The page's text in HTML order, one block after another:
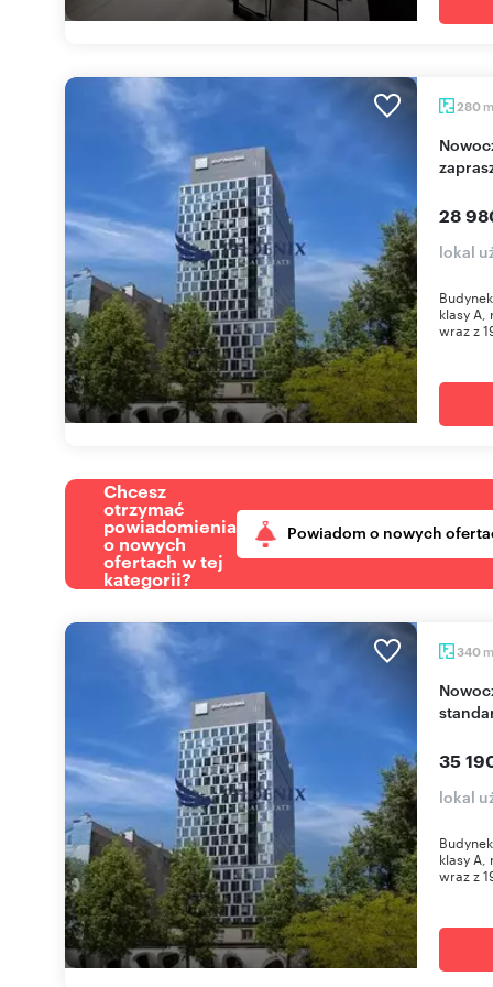
280 m
Nowoczesny biurowiec klasy A 280 m², Wola -
28
lokal
klasy A,
wraz z
Chcesz
otrzymać
powiadomienia
o nowych
ofertach w tej
kategorii?
Powiadom o nowych
340 m
Nowoczesny biurowiec klasy A 340 m² (wysoki
35
lokal
klasy A,
wraz z